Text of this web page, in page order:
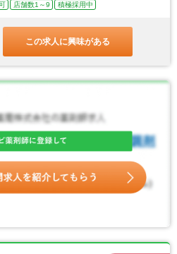
店舗数1～9 積極採用中
この求人に興味がある